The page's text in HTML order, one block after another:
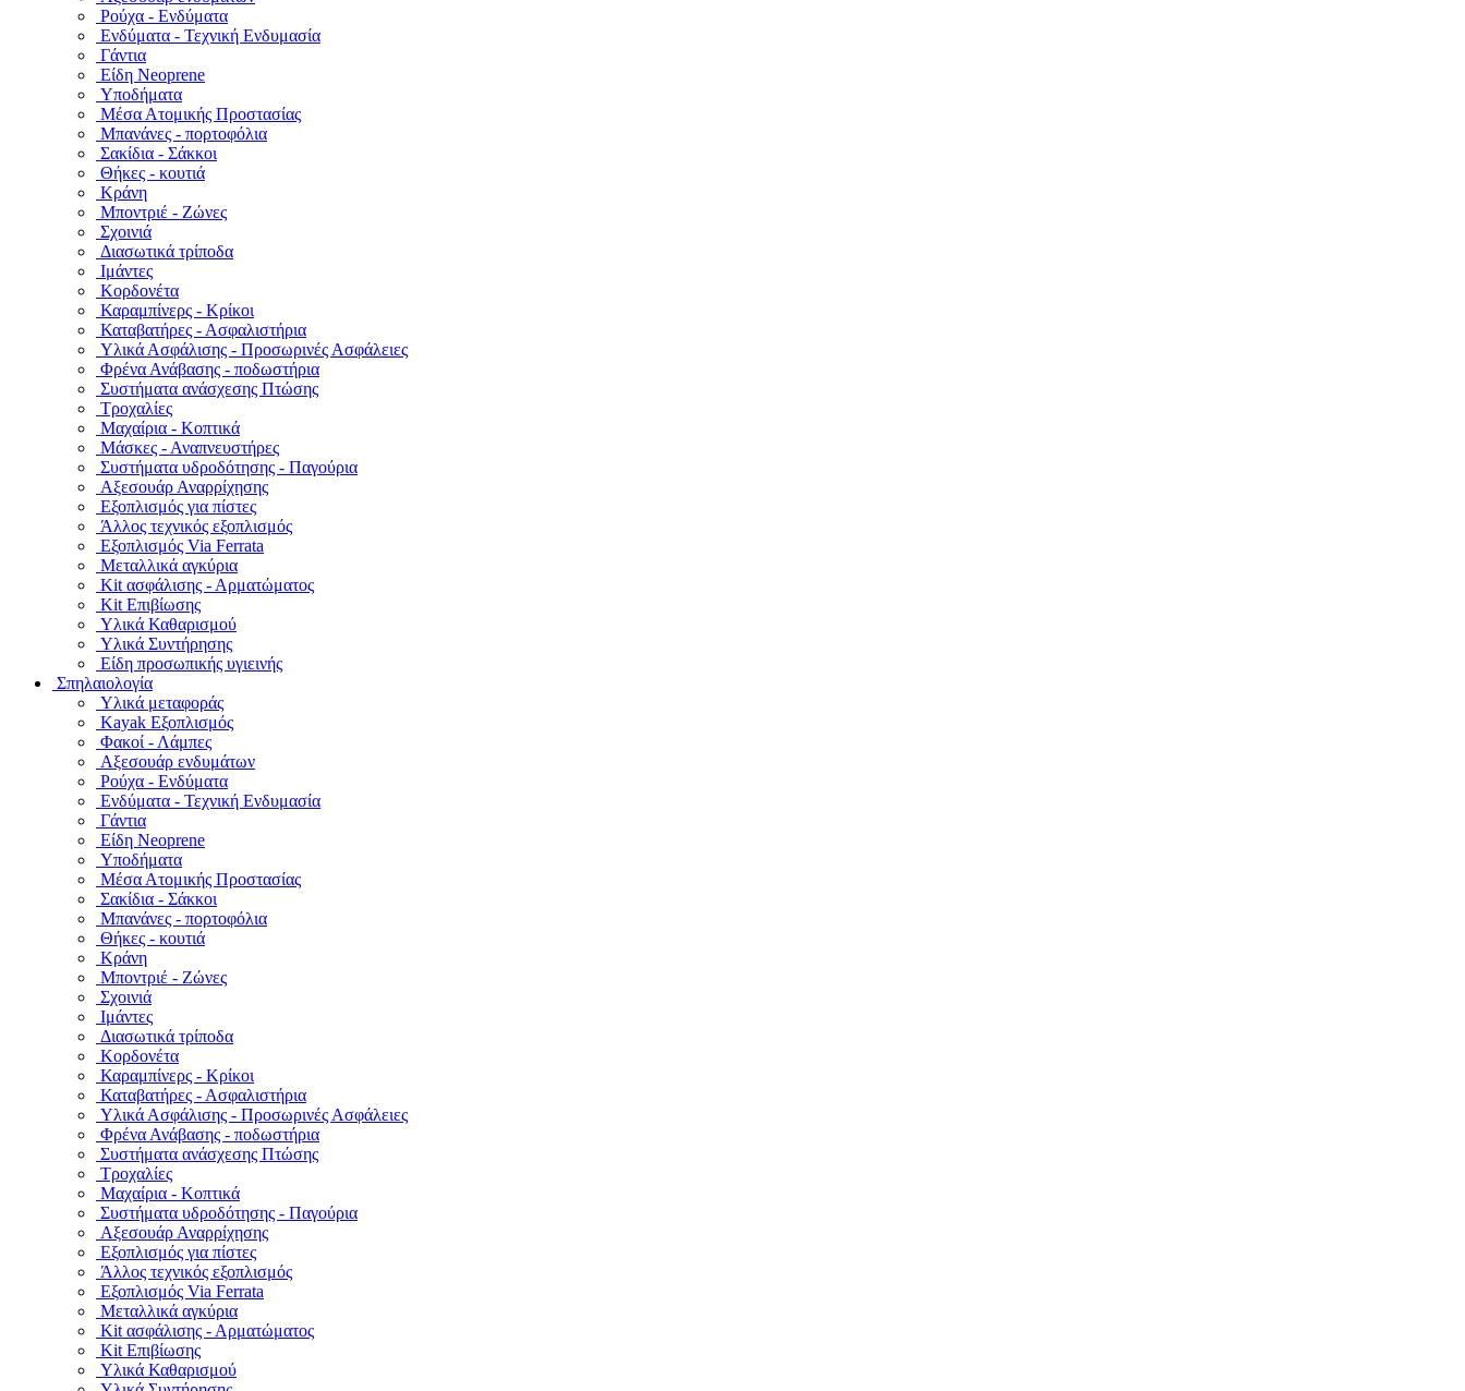
Ρούχα - Ενδύματα
Ενδύματα - Τεχνική Ενδυμασία
Γάντια
Είδη Neoprene
Υποδήματα
Μέσα Ατομικής Προστασίας
Μπανάνες - πορτοφόλια
Σακίδια - Σάκκοι
Θήκες - κουτιά
Κράνη
Μποντριέ - Ζώνες
Σχοινιά
Διασωτικά τρίποδα
Ιμάντες
Κορδονέτα
Καραμπίνερς - Κρίκοι
Καταβατήρες - Ασφαλιστήρια
Υλικά Ασφάλισης - Προσωρινές Ασφάλειες
Φρένα Ανάβασης - ποδωστήρια
Συστήματα ανάσχεσης Πτώσης
Τροχαλίες
Μαχαίρια - Κοπτικά
Μάσκες - Αναπνευστήρες
Συστήματα υδροδότησης - Παγούρια
Αξεσουάρ Αναρρίχησης
Εξοπλισμός για πίστες
Άλλος τεχνικός εξοπλισμός
Εξοπλισμός Via Ferrata
Μεταλλικά αγκύρια
Kit ασφάλισης - Αρματώματος
Kit Επιβίωσης
Υλικά Καθαρισμού
Υλικά Συντήρησης
Είδη προσωπικής υγιεινής
Σπηλαιολογία
Υλικά μεταφοράς
Kayak Εξοπλισμός
Φακοί - Λάμπες
Αξεσουάρ ενδυμάτων
Ρούχα - Ενδύματα
Ενδύματα - Τεχνική Ενδυμασία
Γάντια
Είδη Neoprene
Υποδήματα
Μέσα Ατομικής Προστασίας
Σακίδια - Σάκκοι
Μπανάνες - πορτοφόλια
Θήκες - κουτιά
Κράνη
Μποντριέ - Ζώνες
Σχοινιά
Ιμάντες
Διασωτικά τρίποδα
Κορδονέτα
Καραμπίνερς - Κρίκοι
Καταβατήρες - Ασφαλιστήρια
Υλικά Ασφάλισης - Προσωρινές Ασφάλειες
Φρένα Ανάβασης - ποδωστήρια
Συστήματα ανάσχεσης Πτώσης
Τροχαλίες
Μαχαίρια - Κοπτικά
Συστήματα υδροδότησης - Παγούρια
Αξεσουάρ Αναρρίχησης
Εξοπλισμός για πίστες
Άλλος τεχνικός εξοπλισμός
Εξοπλισμός Via Ferrata
Μεταλλικά αγκύρια
Kit ασφάλισης - Αρματώματος
Kit Επιβίωσης
Υλικά Καθαρισμού